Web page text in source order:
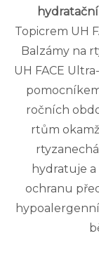
Topicrem UH
Balzámy na
UH FACE
ročních
rtům
hydratuje
ochranu